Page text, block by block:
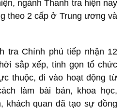
ngành Thanh tra hiện nay
theo 2 cấp ở Trung ương và
tra Chính phủ tiếp nhận 12
sắp xếp, tinh gọn tổ chức
thuộc, đi vào hoạt động từ
làm bài bản, khoa học,
khách quan đã tạo sự đồng